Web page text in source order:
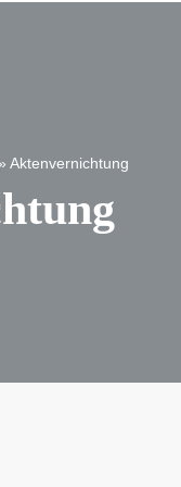
» Aktenvernichtung